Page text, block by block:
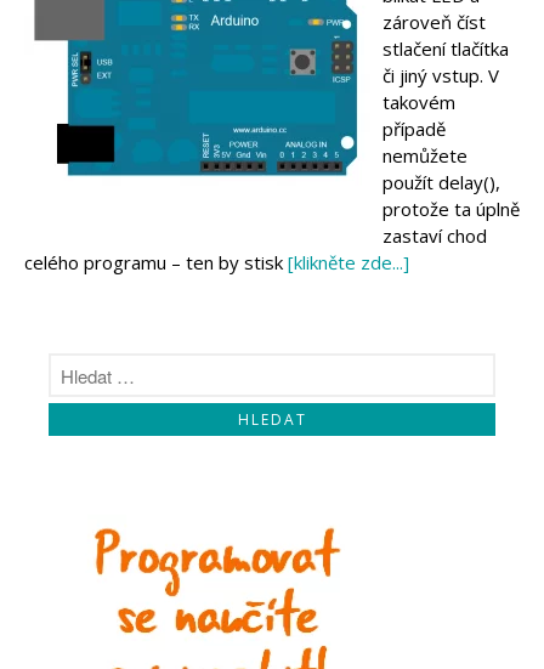
Makeblock
Micro:bit
Videa
zároveň číst
stlačení tlačítka
či jiný vstup. V
takovém
případě
nemůžete
použít delay(),
protože ta úplně
zastaví chod
celého programu – ten by stisk [klikněte zde...]